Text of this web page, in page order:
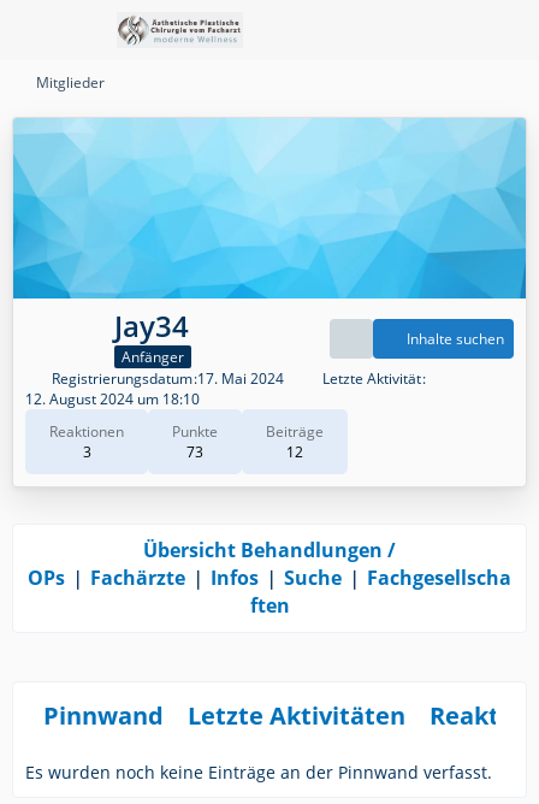
Mitglieder
Jay34
Anfänger
Reaktionen
3
Punkte
73
Beiträge
12
Inhalte suchen
Registrierungsdatum 17. Mai 2024
Letzte Aktivität
12. August 2024 um 18:10
Übersicht Behandlungen /
OPs ❘ Fachärzte ❘ Infos ❘ Suche ❘ Fachgesellscha
ften
Pinnwand Letzte Aktivitäten
Es wurden noch keine Einträge an der Pinnwand verfasst.